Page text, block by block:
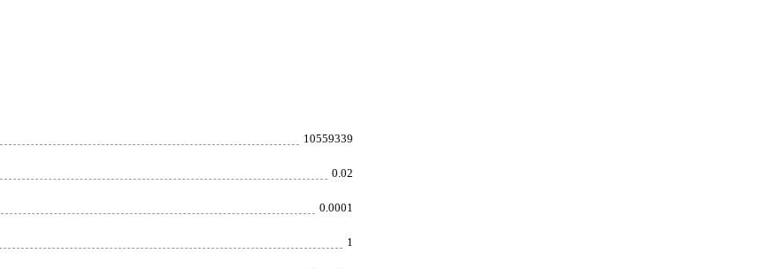
10559339
0.02
0.0001
1